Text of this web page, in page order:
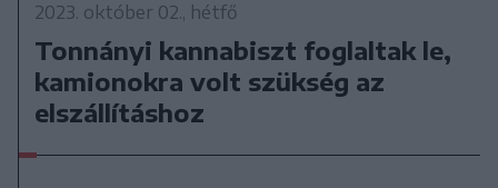
2023. október 02., hétfő
Tonnányi kannabiszt foglaltak le,
kamionokra volt szükség az
elszállításhoz